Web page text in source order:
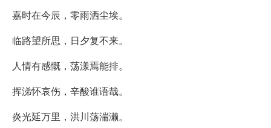
嘉时在今辰，零雨洒尘埃。
临路望所思，日夕复不来。
人情有感慨，荡漾焉能排。
挥涕怀哀伤，辛酸谁语哉。
炎光延万里，洪川荡湍濑。